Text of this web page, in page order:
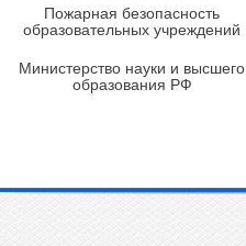
Пожарная безопасность
образовательных учреждений
Министерство науки и высшего
образования РФ